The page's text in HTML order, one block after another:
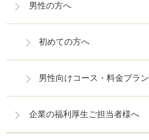
男性の方へ
初めての方へ
男性向けコース・料金プラン
企業の福利厚生ご担当者様へ